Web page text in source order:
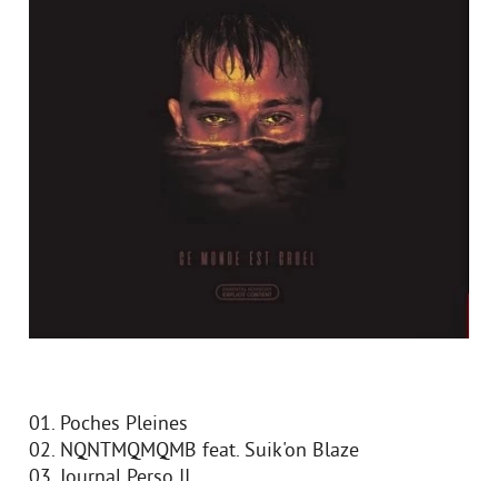
01. Poches Pleines
02. NQNTMQMQMB feat. Suik'on Blaze